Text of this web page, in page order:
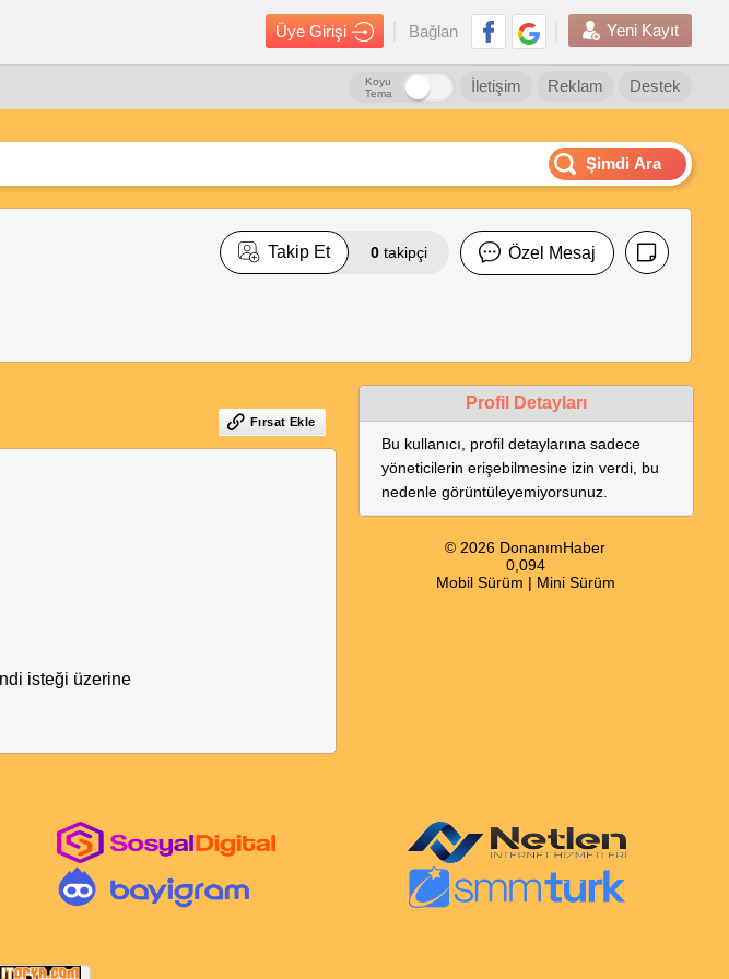
Üye Girişi Bağlan Yeni Kayıt
Destek
Reklam
İletişim
Koyu
Tema
Şimdi Ara
Takip Et 0 takipçi Özel Mesaj
Fırsat Ekle
isteği üzerine
Profil Detayları
Bu kullanıcı, profil detaylarına sadece
yöneticilerin erişebilmesine izin verdi, bu
nedenle görüntüleyemiyorsunuz.
© 2026 DonanımHaber
0,094
Mobil Sürüm | Mini Sürüm